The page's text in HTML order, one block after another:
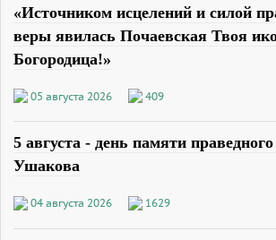
«Источником исцелений и силой
веры явилась Почаевская Твоя
Богородица!»
05 августа 2026 409
5 августа - день памяти
Ушакова
04 августа 2026 1629